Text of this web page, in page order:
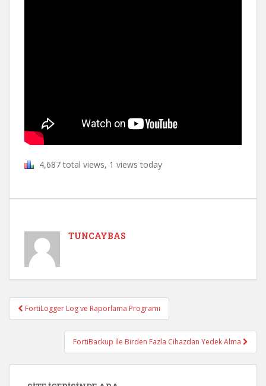
4,687 total views, 1 views today
TUNCAYBAS
Post navigation
FortiLogger Log ve Raporlama Programı
FortiBackup İle Birden Fazla Cihazdan Yedek Alma